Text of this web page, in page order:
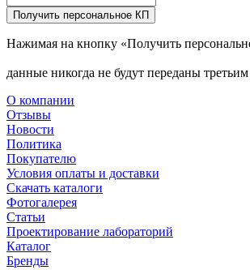
Получить персональное КП
Нажимая на кнопку «Получить
данные никогда не будут переданы
О компании
Отзывы
Новости
Политика
Покупателю
Условия оплаты и доставки
Скачать каталоги
Фотогалерея
Статьи
Проектирование лабораторий
Каталог
Бренды